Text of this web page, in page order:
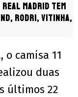
Madrid tem
Rodri, Vitinha,
camisa 11
duas
últimos 22